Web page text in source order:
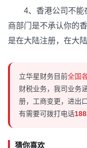
4、香港公司不能
商部门是不承认你的
是在大陆注册，在大
立华星财务目前全国
财税业务，我司业务
册，工商变更，进出
有需要可拨打电话
猜你喜欢